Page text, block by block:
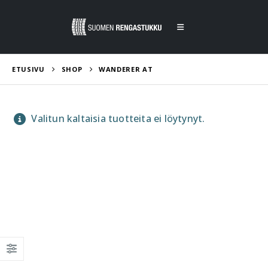
ETUSIVU SHOP WANDERER AT
Valitun kaltaisia tuotteita ei löytynyt.